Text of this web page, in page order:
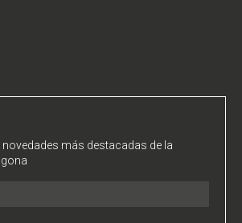
novedades más destacadas de la